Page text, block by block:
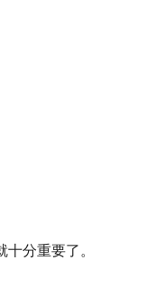
分重要了。